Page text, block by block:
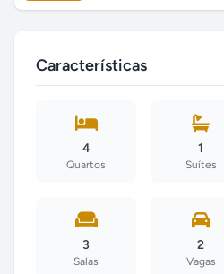
Características
4
Quartos
1
Suítes
3
Salas
2
Vagas